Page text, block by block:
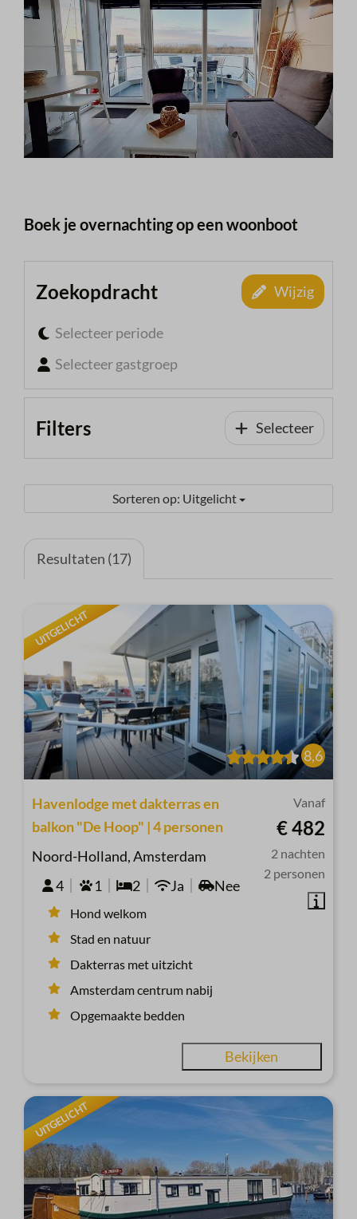
Boek je overnachting op een woonboot
Zoekopdracht Wijzig
Selecteer periode
Selecteer gastgroep
Filters Selecteer
Sorteren op: Uitgelicht
Resultaten (17)
UITGELICHT
8,6
Vanaf
€ 482
2 nachten
2 personen
Havenlodge met dakterras en
balkon "De Hoop" | 4 personen
Noord-Holland, Amsterdam
4
1 2 Ja Nee
Hond welkom
Stad en natuur
Dakterras met uitzicht
Amsterdam centrum nabij
Opgemaakte bedden
Bekijken
UITGELICHT